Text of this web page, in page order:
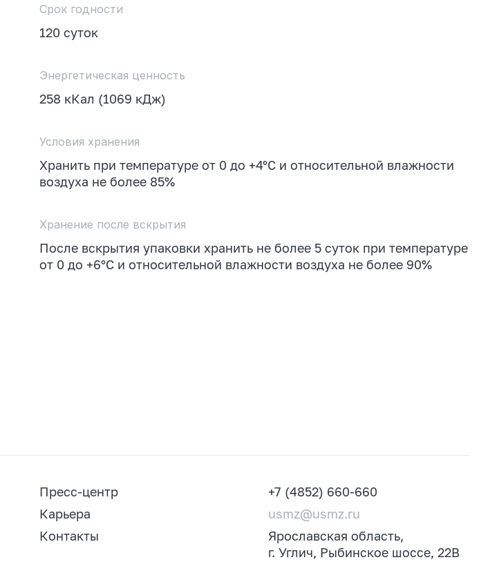
Срок годности
120 суток
Энергетическая ценность
258 кКал (1069 кДж)
Условия хранения
Хранить при температуре от 0 до +4°С и относительной влажности
воздуха не более 85%
Хранение после вскрытия
После вскрытия упаковки хранить не более 5 суток при температуре
от 0 до +6°С и относительной влажности воздуха не более 90%
Пресс-центр
Карьера
Контакты
+7 (4852) 660-660
usmz@usmz.ru
Ярославская область,
г. Углич, Рыбинское шоссе, 22В